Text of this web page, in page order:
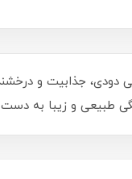
جذابیت و
طبیعی و زیبا به دست